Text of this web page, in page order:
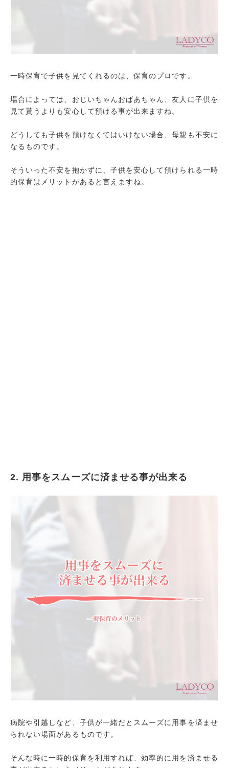
まとめ
一時保育で子供を見てくれるのは、保育のプロです。
場合によっては、おじいちゃんおばあちゃん、友人に子供を
見て貰うよりも安心して預ける事が出来ますね。
どうしても子供を預けなくてはいけない場合、母親も不安に
なるものです。
そういった不安を抱かずに、子供を安心して預けられる一時
的保育はメリットがあると言えますね。
2. 用事をスムーズに済ませる事が出来る
病院や引越しなど、子供が一緒だとスムーズに用事を済ませ
られない場面があるものです。
そんな時に一時的保育を利用すれば、効率的に用を済ませる